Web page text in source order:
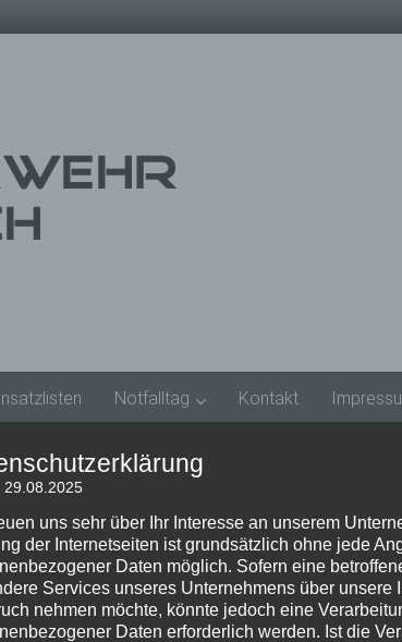
Notfalltag Kontakt
29.08.2025
uns sehr über Ihr Interesse an unserem
der Internetseiten ist grundsätzlich ohne jede
Daten möglich. Sofern eine
Services unseres Unternehmens über unsere
nehmen möchte, könnte jedoch eine
Daten erforderlich werden. Ist die